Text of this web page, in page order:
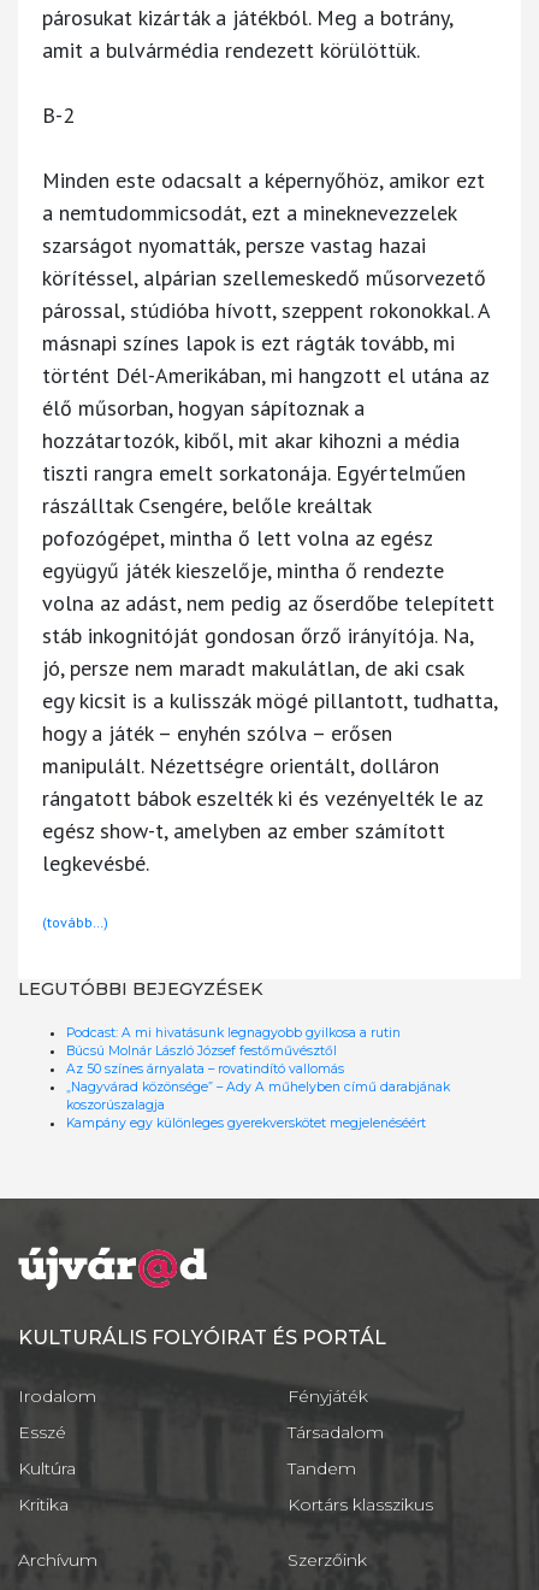
párosukat kizárták a játékból. Meg a botrány,
amit a bulvármédia rendezett körülöttük.
B-2
Minden este odacsalt a képernyőhöz, amikor ezt
a nemtudommicsodát, ezt a mineknevezzelek
szarságot nyomatták, persze vastag hazai
körítéssel, alpárian szellemeskedő műsorvezető
párossal, stúdióba hívott, szeppent rokonokkal. A
másnapi színes lapok is ezt rágták tovább, mi
történt Dél-Amerikában, mi hangzott el utána az
élő műsorban, hogyan sápítoznak a
hozzátartozók, kiből, mit akar kihozni a média
tiszti rangra emelt sorkatonája. Egyértelműen
rászálltak Csengére, belőle kreáltak
pofozógépet, mintha ő lett volna az egész
együgyű játék kieszelője, mintha ő rendezte
volna az adást, nem pedig az őserdőbe telepített
stáb inkognitóját gondosan őrző irányítója. Na,
jó, persze nem maradt makulátlan, de aki csak
egy kicsit is a kulisszák mögé pillantott, tudhatta,
hogy a játék – enyhén szólva – erősen
manipulált. Nézettségre orientált, dolláron
rángatott bábok eszelték ki és vezényelték le az
egész show-t, amelyben az ember számított
legkevésbé.
(tovább…)
LEGUTÓBBI BEJEGYZÉSEK
Podcast: A mi hivatásunk legnagyobb gyilkosa a rutin
Búcsú Molnár László József festőművésztől
Az 50 színes árnyalata – rovatindító vallomás
„Nagyvárad közönsége” – Ady A műhelyben című darabjának
koszorúszalagja
Kampány egy különleges gyerekverskötet megjelenéséért
KULTURÁLIS FOLYÓIRAT ÉS PORTÁL
Irodalom
Esszé
Kultúra
Kritika
Fényjáték
Társadalom
Tandem
Kortárs klasszikus
Archívum
Szerzőink